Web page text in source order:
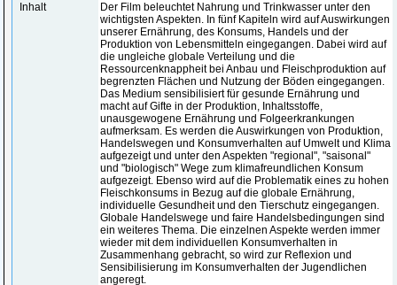
Inhalt
Der Film beleuchtet Nahrung und Trinkwasser unter den
wichtigsten Aspekten. In fünf Kapiteln wird auf Auswirkungen
unserer Ernährung, des Konsums, Handels und der
Produktion von Lebensmitteln eingegangen. Dabei wird auf
die ungleiche globale Verteilung und die
Ressourcenknappheit bei Anbau und Fleischproduktion auf
begrenzten Flächen und Nutzung der Böden eingegangen.
Das Medium sensibilisiert für gesunde Ernährung und
macht auf Gifte in der Produktion, Inhaltsstoffe,
unausgewogene Ernährung und Folgeerkrankungen
aufmerksam. Es werden die Auswirkungen von Produktion,
Handelswegen und Konsumverhalten auf Umwelt und Klima
aufgezeigt und unter den Aspekten "regional", "saisonal"
und "biologisch" Wege zum klimafreundlichen Konsum
aufgezeigt. Ebenso wird auf die Problematik eines zu hohen
Fleischkonsums in Bezug auf die globale Ernährung,
individuelle Gesundheit und den Tierschutz eingegangen.
Globale Handelswege und faire Handelsbedingungen sind
ein weiteres Thema. Die einzelnen Aspekte werden immer
wieder mit dem individuellen Konsumverhalten in
Zusammenhang gebracht, so wird zur Reflexion und
Sensibilisierung im Konsumverhalten der Jugendlichen
angeregt.